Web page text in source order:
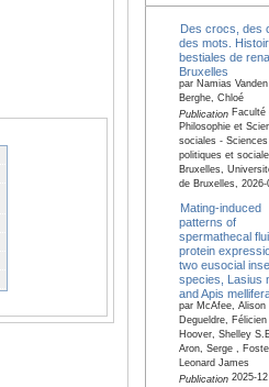
Des crocs, des
des mots.
bestiales de
Bruxelles
par Namias Vanden
Berghe, Chloé
PublicationFaculté
Philosophie et
sociales - Sciences
politiques et
Bruxelles,
de Bruxelles, 2026-
Mating-induced
patterns of
spermathecal
protein
two eusocial
species, Lasius
and Apis
par McAfee, Alison
Degueldre, Félicien
Hoover, Shelley
Aron, Serge ,
Leonard James
Publication2025-12